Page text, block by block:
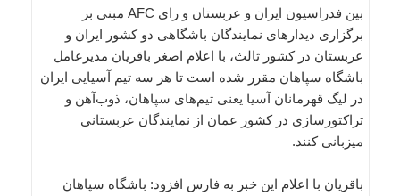
بین فدراسیون ایران و عربستان و رای AFC مبنی بر
برگزاری دیدارهای نمایندگان باشگاهی دو کشور ایران و
عربستان در کشور ثالث، با اعلام اصغر باقریان مدیرعامل
باشگاه سپاهان مقرر شده است تا هر سه تیم آسیایی ایران
در لیگ قهرمانان آسیا یعنی تیم‌های سپاهان، ذوب‌آهن و
تراکتورسازی در کشور عمان از نمایندگان عربستانی
میزبانی کنند.
باقریان با اعلام این خبر به فارس افزود: باشگاه سپاهان